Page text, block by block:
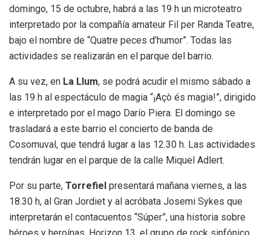
domingo, 15 de octubre, habrá a las 19 h un microteatro
interpretado por la compañía amateur Fil per Randa Teatre,
bajo el nombre de “Quatre peces d’humor”. Todas las
actividades se realizarán en el parque del barrio.
A su vez, en La Llum, se podrá acudir el mismo sábado a
las 19 h al espectáculo de magia “¡Açò és magia!”, dirigido
e interpretado por el mago Darío Piera. El domingo se
trasladará a este barrio el concierto de banda de
Cosomuval, que tendrá lugar a las 12.30 h. Las actividades
tendrán lugar en el parque de la calle Miquel Adlert.
Por su parte, Torrefiel presentará mañana viernes, a las
18.30 h, al Gran Jordiet y al acróbata Josemi Sykes que
interpretarán el contacuentos “Súper”, una historia sobre